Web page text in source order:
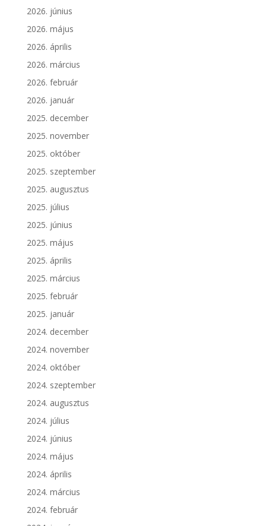
2026. június
2026. május
2026. április
2026. március
2026. február
2026. január
2025. december
2025. november
2025. október
2025. szeptember
2025. augusztus
2025. július
2025. június
2025. május
2025. április
2025. március
2025. február
2025. január
2024. december
2024. november
2024. október
2024. szeptember
2024. augusztus
2024. július
2024. június
2024. május
2024. április
2024. március
2024. február